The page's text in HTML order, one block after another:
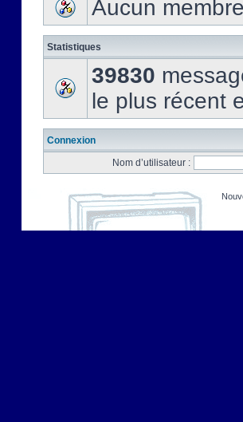
Aucun
Statistiques
39830
le plus récent
Connexion
Nom d’utilisateur :